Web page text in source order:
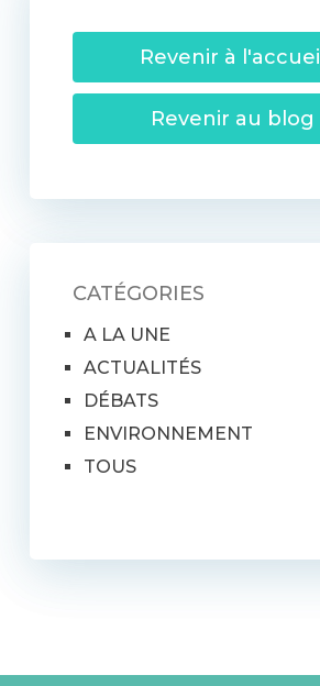
Revenir à l'accueil
Revenir au blog
CATÉGORIES
A LA UNE
ACTUALITÉS
DÉBATS
ENVIRONNEMENT
TOUS